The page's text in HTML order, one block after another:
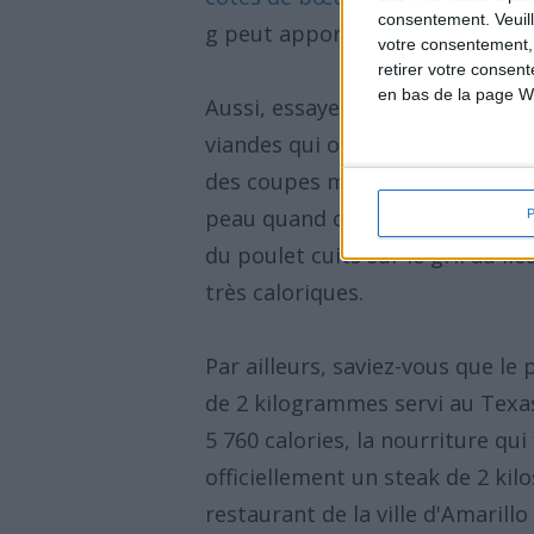
consentement.
votre
retirer votre
en bas de la page
g peut apporter 1 360 calories
Aussi, essayez de rester loin
viandes qui ont de la graisse
des coupes maigres comme le
peau quand cela est possible.
du poulet cuits sur le gril au
très caloriques.
Par ailleurs, saviez-vous que
de 2 kilogrammes servi au
5 760 calories, la nourriture
officiellement un steak de 2
restaurant de la ville